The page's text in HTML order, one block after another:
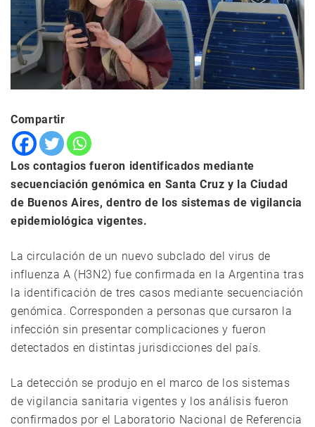
Compartir
Los contagios fueron identificados mediante
secuenciación genómica en Santa Cruz y la Ciudad
de Buenos Aires, dentro de los sistemas de vigilancia
epidemiológica vigentes.
La circulación de un nuevo subclado del virus de
influenza A (H3N2) fue confirmada en la Argentina tras
la identificación de tres casos mediante secuenciación
genómica. Corresponden a personas que cursaron la
infección sin presentar complicaciones y fueron
detectados en distintas jurisdicciones del país.
La detección se produjo en el marco de los sistemas
de vigilancia sanitaria vigentes y los análisis fueron
confirmados por el Laboratorio Nacional de Referencia